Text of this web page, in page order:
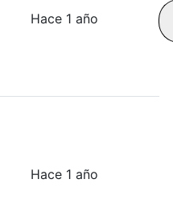
Hace 1 año
Hace 1 año